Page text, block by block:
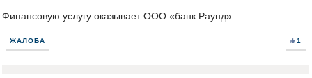
Финансовую услугу оказывает ООО «банк Раунд».
ЖАЛОБА 1